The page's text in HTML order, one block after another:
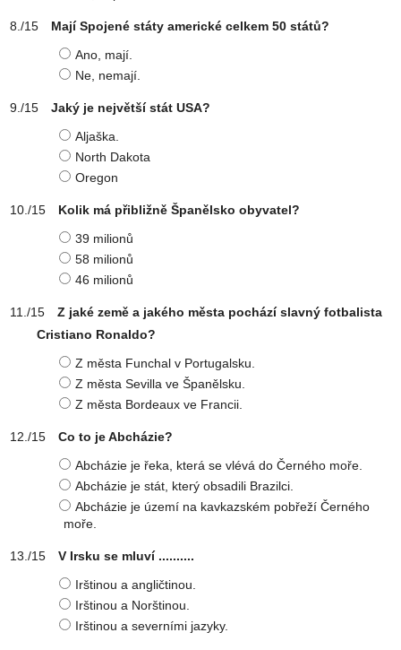
Mají Spojené státy americké celkem 50 států?
Ano, mají.
Ne, nemají.
Jaký je největší stát USA?
Aljaška.
North Dakota
Oregon
Kolik má přibližně Španělsko obyvatel?
39 milionů
58 milionů
46 milionů
Z jaké země a jakého města pochází slavný fotbalista
Cristiano Ronaldo?
Z města Funchal v Portugalsku.
Z města Sevilla ve Španělsku.
Z města Bordeaux ve Francii.
Co to je Abcházie?
Abcházie je řeka, která se vlévá do Černého moře.
Abcházie je stát, který obsadili Brazilci.
Abcházie je území na kavkazském pobřeží Černého
moře.
V Irsku se mluví ..........
Irštinou a angličtinou.
Irštinou a Norštinou.
Irštinou a severními jazyky.